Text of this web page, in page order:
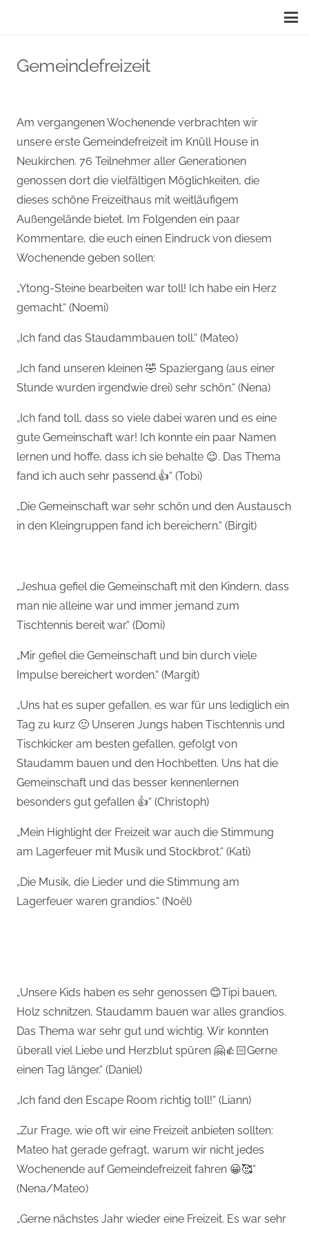
Gemeindefreizeit
Am vergangenen Wochenende verbrachten wir
unsere erste Gemeindefreizeit im Knüll House in
Neukirchen. 76 Teilnehmer aller Generationen
genossen dort die vielfältigen Möglichkeiten, die
dieses schöne Freizeithaus mit weitläufigem
Außengelände bietet. Im Folgenden ein paar
Kommentare, die euch einen Eindruck von diesem
Wochenende geben sollen:
„Ytong-Steine bearbeiten war toll! Ich habe ein Herz
gemacht.“ (Noemi)
„Ich fand das Staudammbauen toll.“ (Mateo)
„Ich fand unseren kleinen 🤣 Spaziergang (aus einer
Stunde wurden irgendwie drei) sehr schön.“ (Nena)
„Ich fand toll, dass so viele dabei waren und es eine
gute Gemeinschaft war! Ich konnte ein paar Namen
lernen und hoffe, dass ich sie behalte 😉. Das Thema
fand ich auch sehr passend.👍“ (Tobi)
„Die Gemeinschaft war sehr schön und den Austausch
in den Kleingruppen fand ich bereichern.“ (Birgit)
„Jeshua gefiel die Gemeinschaft mit den Kindern, dass
man nie alleine war und immer jemand zum
Tischtennis bereit war.“ (Domi)
„Mir gefiel die Gemeinschaft und bin durch viele
Impulse bereichert worden.“ (Margit)
„Uns hat es super gefallen, es war für uns lediglich ein
Tag zu kurz 🙂 Unseren Jungs haben Tischtennis und
Tischkicker am besten gefallen, gefolgt von
Staudamm bauen und den Hochbetten. Uns hat die
Gemeinschaft und das besser kennenlernen
besonders gut gefallen 👍“ (Christoph)
„Mein Highlight der Freizeit war auch die Stimmung
am Lagerfeuer mit Musik und Stockbrot.“ (Kati)
„Die Musik, die Lieder und die Stimmung am
Lagerfeuer waren grandios.“ (Noël)
„Unsere Kids haben es sehr genossen 😊Tipi bauen,
Holz schnitzen, Staudamm bauen war alles grandios.
Das Thema war sehr gut und wichtig. Wir konnten
überall viel Liebe und Herzblut spüren 🤗👍🏻Gerne
einen Tag länger.“ (Daniel)
„Ich fand den Escape Room richtig toll!“ (Liann)
„Zur Frage, wie oft wir eine Freizeit anbieten sollten:
Mateo hat gerade gefragt, warum wir nicht jedes
Wochenende auf Gemeindefreizeit fahren 😀🥰“
(Nena/Mateo)
„Gerne nächstes Jahr wieder eine Freizeit. Es war sehr